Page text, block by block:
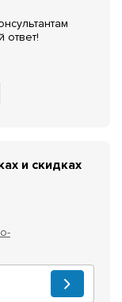
ответ!
и скидках